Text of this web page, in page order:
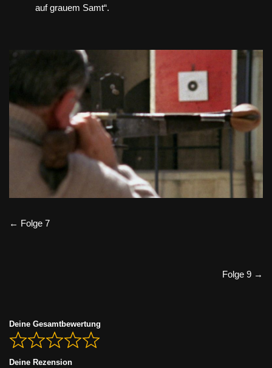
auf grauem Samt“.
← Folge 7
Folge 9 →
Deine Gesamtbewertung
Deine Rezension